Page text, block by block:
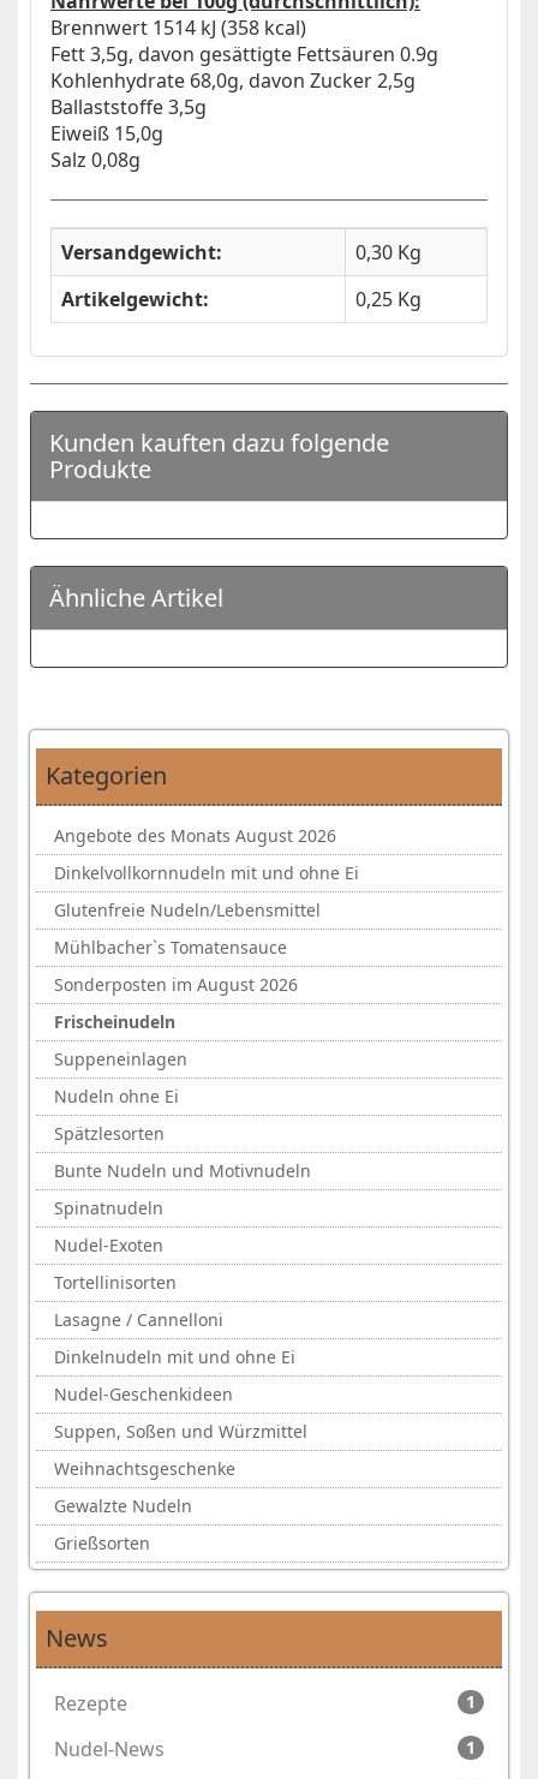
Brennwert 1514 kJ (358 kcal)
Fett 3,5g, davon gesättigte Fettsäuren 0.9g
Kohlenhydrate 68,0g, davon Zucker 2,5g
Ballaststoffe 3,5g
Eiweiß 15,0g
Salz 0,08g
Versandgewicht:
0,30 Kg
Artikelgewicht:
0,25 Kg
Kunden kauften dazu folgende
Produkte
Ähnliche Artikel
Kategorien
Angebote des Monats August 2026
Dinkelvollkornnudeln mit und ohne Ei
Glutenfreie Nudeln/Lebensmittel
Mühlbacher`s Tomatensauce
Sonderposten im August 2026
Frischeinudeln
Suppeneinlagen
Nudeln ohne Ei
Spätzlesorten
Bunte Nudeln und Motivnudeln
Spinatnudeln
Nudel-Exoten
Tortellinisorten
Lasagne / Cannelloni
Dinkelnudeln mit und ohne Ei
Nudel-Geschenkideen
Suppen, Soßen und Würzmittel
Weihnachtsgeschenke
Gewalzte Nudeln
Grießsorten
News
Rezepte 1
Nudel-News 1